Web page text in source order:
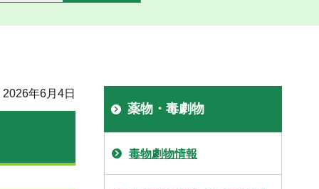
年6月4日
薬物・毒劇物
毒物劇物情報